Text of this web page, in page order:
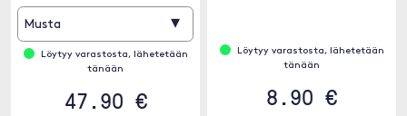
Musta ▾
Löytyy varastosta, lähetetään
tänään
47.90 €
Löytyy varastosta, lähetetään
tänään
8.90 €